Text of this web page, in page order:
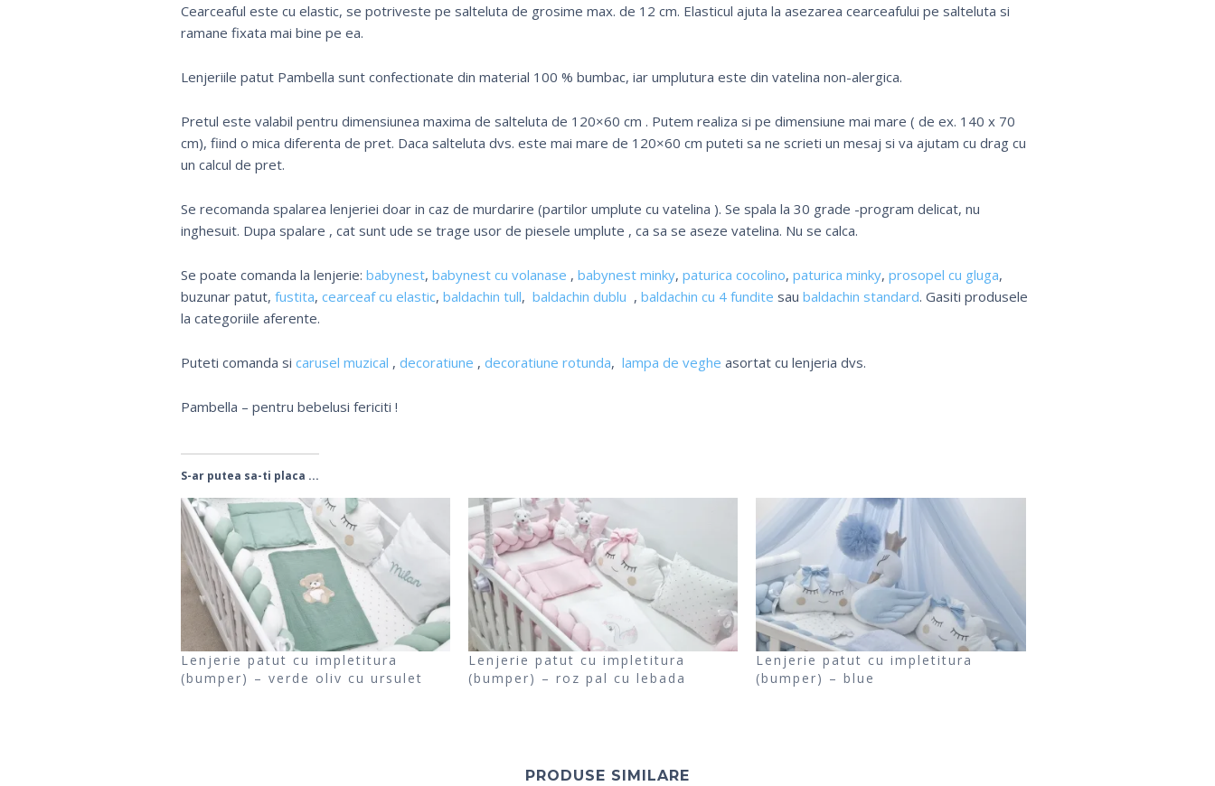
Cearceaful este cu elastic, se potriveste pe salteluta de grosime max. de 12 cm. Elasticul ajuta la asezarea cearceafului pe salteluta si
ramane fixata mai bine pe ea.
Lenjeriile patut Pambella sunt confectionate din material 100 % bumbac, iar umplutura este din vatelina non-alergica.
Pretul este valabil pentru dimensiunea maxima de salteluta de 120×60 cm . Putem realiza si pe dimensiune mai mare ( de ex. 140 x 70
cm), fiind o mica diferenta de pret. Daca salteluta dvs. este mai mare de 120×60 cm puteti sa ne scrieti un mesaj si va ajutam cu drag cu
un calcul de pret.
Se recomanda spalarea lenjeriei doar in caz de murdarire (partilor umplute cu vatelina ). Se spala la 30 grade -program delicat, nu
inghesuit. Dupa spalare , cat sunt ude se trage usor de piesele umplute , ca sa se aseze vatelina. Nu se calca.
Se poate comanda la lenjerie: babynest, babynest cu volanase , babynest minky, paturica cocolino, paturica minky, prosopel cu gluga,
buzunar patut, fustita, cearceaf cu elastic, baldachin tull, baldachin dublu , baldachin cu 4 fundite sau baldachin standard. Gasiti produsele
la categoriile aferente.
Puteti comanda si carusel muzical , decoratiune , decoratiune rotunda, lampa de veghe asortat cu lenjeria dvs.
Pambella – pentru bebelusi fericiti !
S-ar putea sa-ti placa ...
Lenjerie patut cu impletitura
(bumper) – verde oliv cu ursulet
Lenjerie patut cu impletitura
(bumper) – roz pal cu lebada
Lenjerie patut cu impletitura
(bumper) – blue
PRODUSE SIMILARE